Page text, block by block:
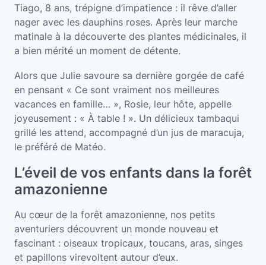
Tiago, 8 ans, trépigne d’impatience : il rêve d’aller
nager avec les dauphins roses. Après leur marche
matinale à la découverte des plantes médicinales, il
a bien mérité un moment de détente.
Alors que Julie savoure sa dernière gorgée de café
en pensant « Ce sont vraiment nos meilleures
vacances en famille… », Rosie, leur hôte, appelle
joyeusement : « À table ! ». Un délicieux tambaqui
grillé les attend, accompagné d’un jus de maracuja,
le préféré de Matéo.
L’éveil de vos enfants dans la forêt
amazonienne
Au cœur de la forêt amazonienne, nos petits
aventuriers découvrent un monde nouveau et
fascinant : oiseaux tropicaux, toucans, aras, singes
et papillons virevoltent autour d’eux.